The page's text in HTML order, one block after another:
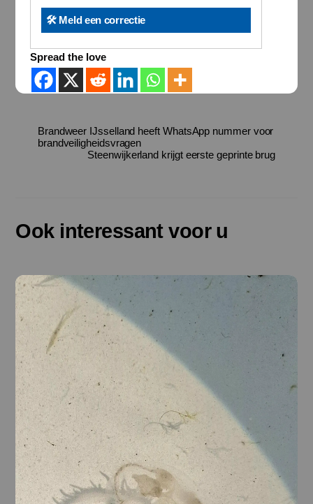
🛠️ Meld een correctie
Spread the love
Brandweer IJsselland heeft WhatsApp nummer voor
brandveiligheidsvragen
Steenwijkerland krijgt eerste geprinte brug
Ook interessant voor u